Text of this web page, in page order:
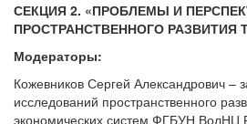
СЕКЦИЯ 2. «ПРОБЛЕМЫ И
ПРОСТРАНСТВЕННОГО РАЗВИТИЯ
Модераторы:
Кожевников Сергей Александрович
исследований пространственного
экономических систем ФГБУН ВолНЦ